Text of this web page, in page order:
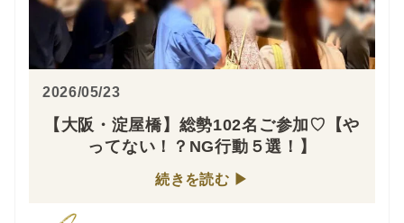
2026/05/23
【大阪・淀屋橋】総勢102名ご参加♡【や
ってない！？NG行動５選！】
続きを読む